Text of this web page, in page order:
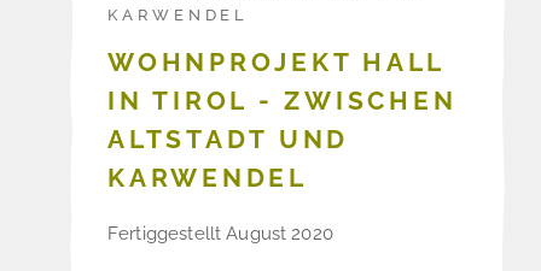
KARWENDEL
WOHNPROJEKT HALL
IN TIROL - ZWISCHEN
ALTSTADT UND
KARWENDEL
Fertiggestellt August 2020